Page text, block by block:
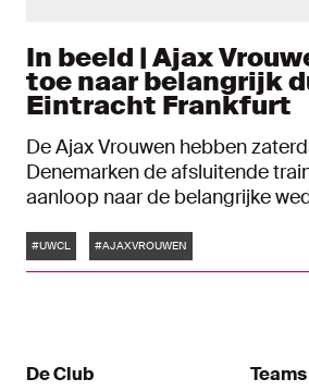
In beeld | Ajax
toe naar belangrijk
Eintracht Frankfurt
De Ajax Vrouwen hebben
Denemarken de afsluitende
aanloop naar de belangrijke
de Ajacieden zich voor de
de UEFA Women's Champions
Tags
#UWCL #AJAXVROUWEN
De Club
Teams